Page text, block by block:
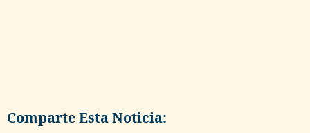
Comparte Esta Noticia: